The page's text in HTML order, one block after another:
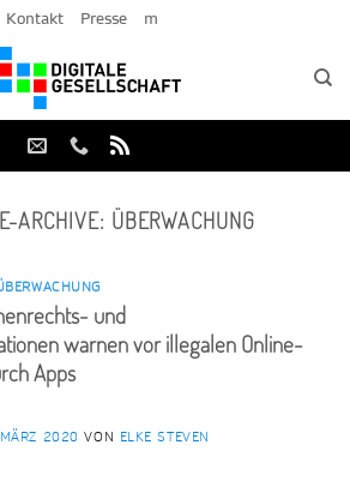
Kontakt Presse m
ARCHIVE: ÜBERWACHUNG
und
warnen vor illegalen Online-
Apps
2020 VON ELKE STEVEN